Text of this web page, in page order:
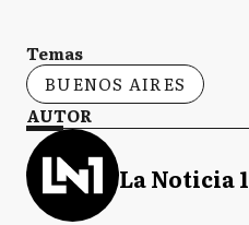
Temas
BUENOS AIRES
AUTOR
La Noticia 1